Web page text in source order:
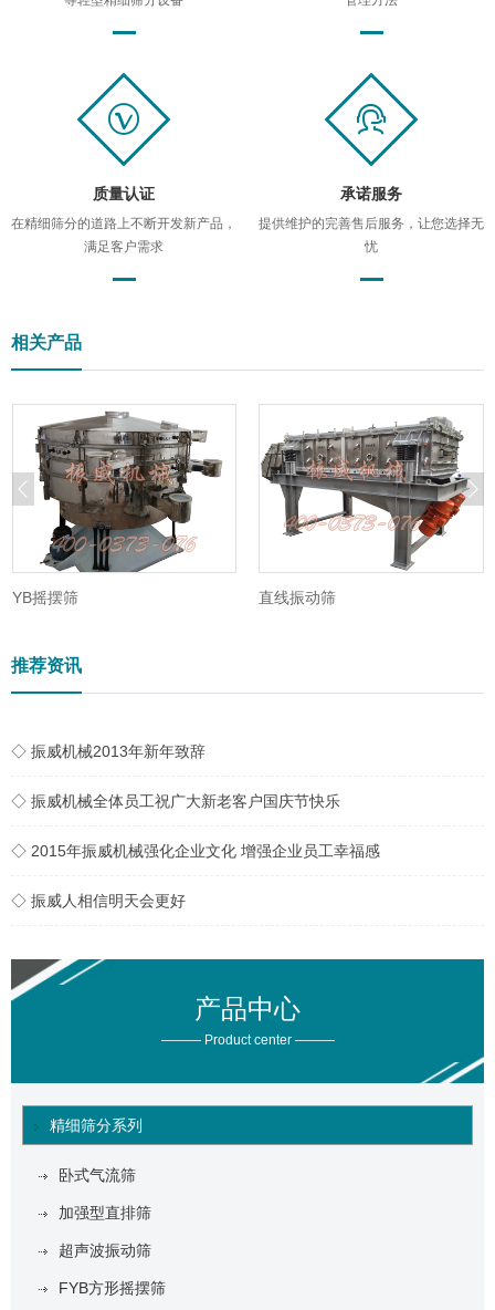
产品中心
——— Product center ———
精细筛分系列
卧式气流筛
加强型直排筛
超声波振动筛
FYB方形摇摆筛
质量认证
在精细筛分的道路上不断开发新产品，
满足客户需求
承诺服务
提供维护的完善售后服务，让您选择无
忧
相关产品
YB摇摆筛 直线振动筛
推荐资讯
◇ 振威机械2013年新年致辞
◇ 振威机械全体员工祝广大新老客户国庆节快乐
◇ 2015年振威机械强化企业文化 增强企业员工幸福感
◇ 振威人相信明天会更好